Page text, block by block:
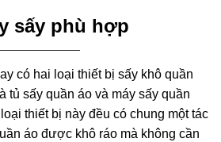
sấy phù hợp
có hai loại thiết bị sấy khô quần
tủ sấy quần áo và máy sấy quần
thiết bị này đều có chung một tác
áo được khô ráo mà không cần